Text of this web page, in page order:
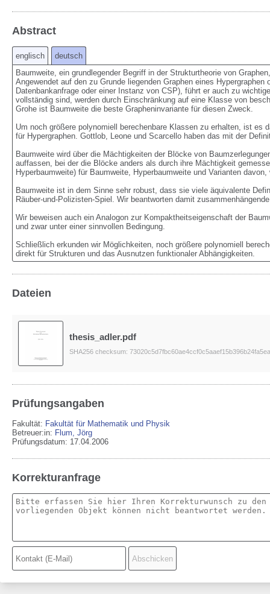
Abstract
englisch
deutsch
Baumweite, ein grundlegender Begriff in der Strukturtheorie von
Angewendet auf den zu Grunde liegenden Graphen eines
Datenbankanfrage oder einer Instanz von CSP), führt er auch zu
vollständig sind, werden durch Einschränkung auf eine Klasse von
Grohe ist Baumweite die beste Grapheninvariante für diesen Zweck.
Um noch größere polynomiell berechenbare Klassen zu erhalten, ist
für Hypergraphen. Gottlob, Leone und Scarcello haben das mit der
Baumweite wird über die Mächtigkeiten der Blöcke von
auffassen, bei der die Blöcke anders als durch ihre Mächtigkeit
Hyperbaumweite) für Baumweite, Hyperbaumweite und Varianten
Baumweite ist in dem Sinne sehr robust, dass sie viele äquivalente
Räuber-und-Polizisten-Spiel. Wir beantworten damit
Wir beweisen auch ein Analogon zur Kompaktheitseigenschaft der
und zwar unter einer sinnvollen Bedingung.
Schließlich erkunden wir Möglichkeiten, noch größere polynomiell
direkt für Strukturen und das Ausnutzen funktionaler Abhängigkeiten.
Dateien
thesis_adler.pdf
SHA256 checksum:
Prüfungsangaben
Fakultät: Fakultät für Mathematik und Physik
Betreuer:in: Flum, Jörg
Prüfungsdatum: 17.04.2006
Korrekturanfrage